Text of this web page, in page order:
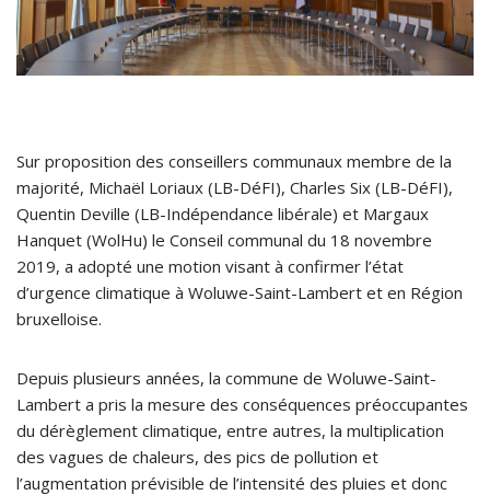
Sur proposition des conseillers communaux membre de la
majorité, Michaël Loriaux (LB-DéFI), Charles Six (LB-DéFI),
Quentin Deville (LB-Indépendance libérale) et Margaux
Hanquet (WolHu) le Conseil communal du 18 novembre
2019, a adopté une motion visant à confirmer l’état
d’urgence climatique à Woluwe-Saint-Lambert et en Région
bruxelloise.
Depuis plusieurs années, la commune de Woluwe-Saint-
Lambert a pris la mesure des conséquences préoccupantes
du dérèglement climatique, entre autres, la multiplication
des vagues de chaleurs, des pics de pollution et
l’augmentation prévisible de l’intensité des pluies et donc